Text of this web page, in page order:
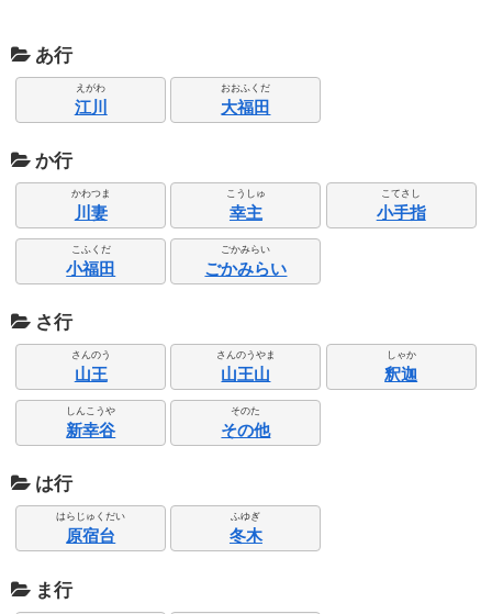
あ行
えがわ
江川
おおふくだ
大福田
か行
かわつま
川妻
こうしゅ
幸主
こてさし
小手指
こふくだ
小福田
ごかみらい
ごかみらい
さ行
さんのう
山王
さんのうやま
山王山
しゃか
釈迦
しんこうや
新幸谷
そのた
その他
は行
はらじゅくだい
原宿台
ふゆぎ
冬木
ま行